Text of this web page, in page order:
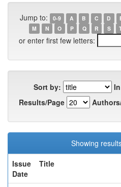
Jump to: 0-9 A B C D
M
N O P Q R S
or enter first few letters:
Sort by:
Results/Page
Showing
Issue
Date
Title